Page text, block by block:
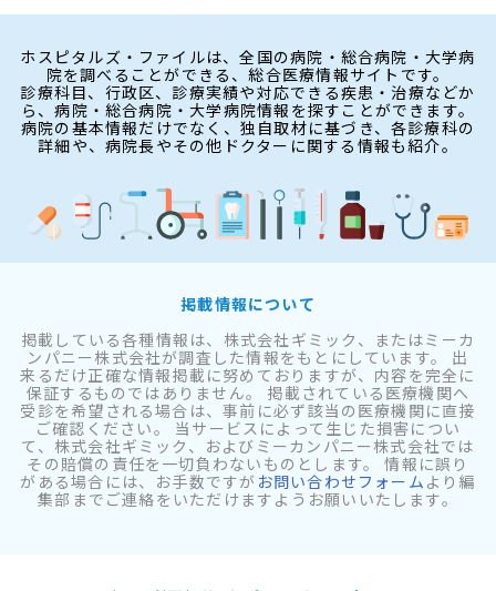
ホスピタルズ・ファイルは、全国の病院・総合病院・大学病
院を調べることができる、総合医療情報サイトです。
診療科目、行政区、診療実績や対応できる疾患・治療などか
ら、病院・総合病院・大学病院情報を探すことができます。
病院の基本情報だけでなく、独自取材に基づき、各診療科の
詳細や、病院長やその他ドクターに関する情報も紹介。
掲載情報について
掲載している各種情報は、株式会社ギミック、またはミーカ
ンパニー株式会社が調査した情報をもとにしています。 出
来るだけ正確な情報掲載に努めておりますが、内容を完全に
保証するものではありません。 掲載されている医療機関へ
受診を希望される場合は、事前に必ず該当の医療機関に直接
ご確認ください。 当サービスによって生じた損害につい
て、株式会社ギミック、およびミーカンパニー株式会社では
その賠償の責任を一切負わないものとします。 情報に誤り
がある場合には、お手数ですが お問い合わせフォーム より編
集部までご連絡をいただけますようお願いいたします。